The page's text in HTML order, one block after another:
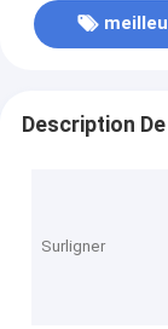
Description
Surligner